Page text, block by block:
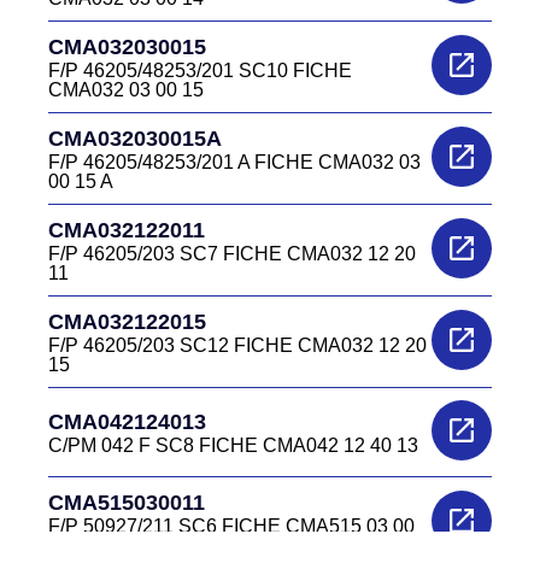
CMA032030015
F/P 46205/48253/201 SC10 FICHE
CMA032 03 00 15
CMA032030015A
F/P 46205/48253/201 A FICHE CMA032 03
00 15 A
CMA032122011
F/P 46205/203 SC7 FICHE CMA032 12 20
11
CMA032122015
F/P 46205/203 SC12 FICHE CMA032 12 20
15
CMA042124013
C/PM 042 F SC8 FICHE CMA042 12 40 13
CMA515030011
F/P 50927/211 SC6 FICHE CMA515 03 00